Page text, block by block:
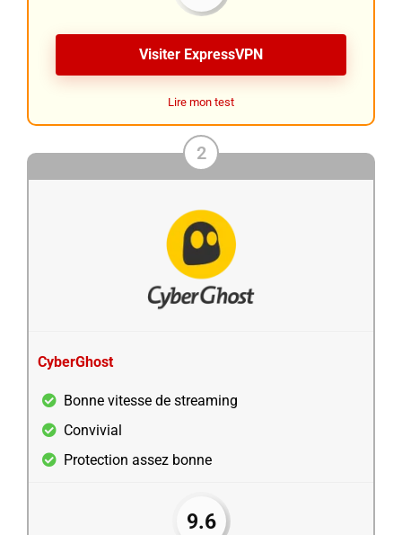
Visiter ExpressVPN
Lire mon test
2
CyberGhost
Bonne vitesse de streaming
Convivial
Protection assez bonne
9.6